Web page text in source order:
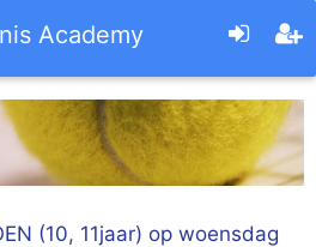
Academy
(10, 11jaar) op woensdag